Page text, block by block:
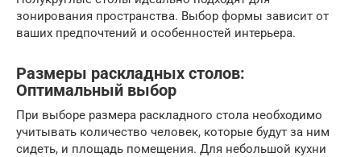
зонирования пространства. Выбор формы зависит от
ваших предпочтений и особенностей интерьера.
Размеры раскладных столов:
Оптимальный выбор
При выборе размера раскладного стола необходимо
учитывать количество человек, которые будут за ним
сидеть, и площадь помещения. Для небольшой кухни